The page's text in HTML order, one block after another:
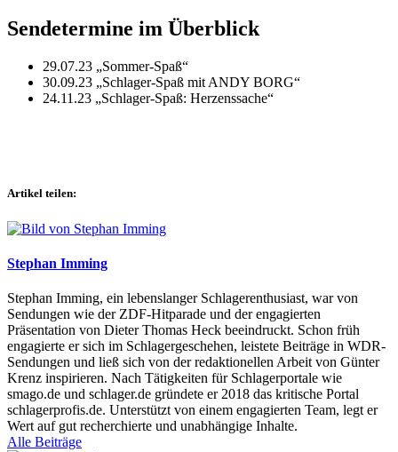
Sendetermine im Überblick
29.07.23 „Sommer-Spaß“
30.09.23 „Schlager-Spaß mit ANDY BORG“
24.11.23 „Schlager-Spaß: Herzenssache“
Artikel teilen:
Stephan Imming
Stephan Imming, ein lebenslanger Schlagerenthusiast, war von
Sendungen wie der ZDF-Hitparade und der engagierten
Präsentation von Dieter Thomas Heck beeindruckt. Schon früh
engagierte er sich im Schlagergeschehen, leistete Beiträge in WDR-
Sendungen und ließ sich von der redaktionellen Arbeit von Günter
Krenz inspirieren. Nach Tätigkeiten für Schlagerportale wie
smago.de und schlager.de gründete er 2018 das kritische Portal
schlagerprofis.de. Unterstützt von einem engagierten Team, legt er
Wert auf gut recherchierte und unabhängige Inhalte.
Alle Beiträge